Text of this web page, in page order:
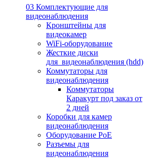
03 Комплектующие для
видеонаблюдения
Кронштейны для
видеокамер
WiFi-оборудование
Жесткие диски
для_видеонаблюдения (hdd)
Коммутаторы для
видеонаблюдения
Коммутаторы
Каракурт под заказ от
2 дней
Коробки для камер
видеонаблюдения
Оборудование PoE
Разъемы для
видеонаблюдения